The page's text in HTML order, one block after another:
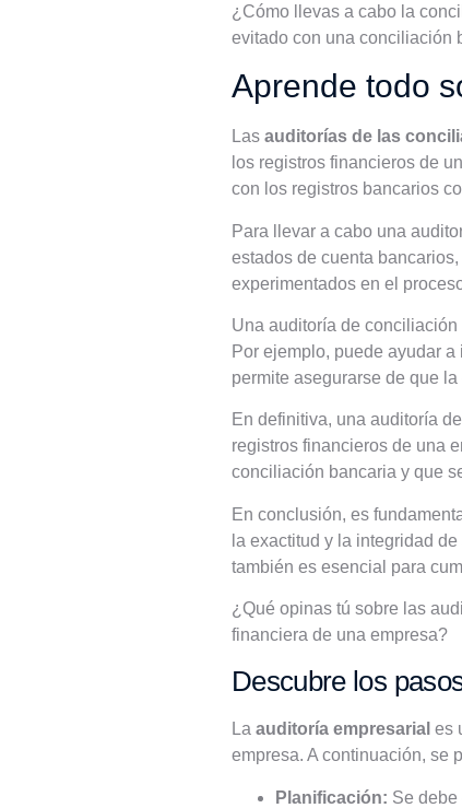
¿Cómo llevas a cabo la
evitado con una conciliación
Aprende todo
Las auditorías de las
los registros financieros de
con los registros bancarios
Para llevar a cabo una
estados de cuenta
experimentados en el
Una auditoría de
Por ejemplo, puede ayudar
permite asegurarse de que
En definitiva, una auditoría
registros financieros de una
conciliación bancaria y que
En conclusión, es
la exactitud y la integridad
también es esencial para
¿Qué opinas tú sobre las
financiera de una empresa?
Descubre los
La auditoría empresarial es
empresa. A continuación, se
Planificación: Se